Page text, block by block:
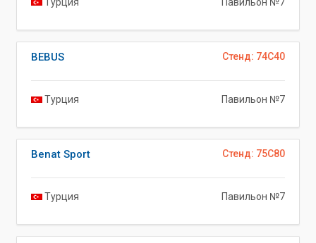
Стенд: 74C40
BEBUS
Турция Павильон №7
Стенд: 75C80
Benat Sport
Турция Павильон №7